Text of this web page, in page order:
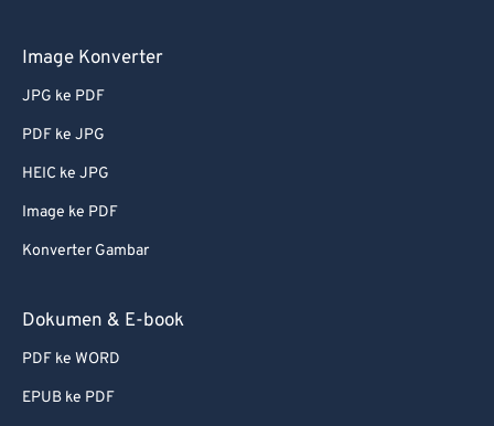
Image Konverter
JPG ke PDF
PDF ke JPG
HEIC ke JPG
Image ke PDF
Konverter Gambar
Dokumen & E-book
PDF ke WORD
EPUB ke PDF